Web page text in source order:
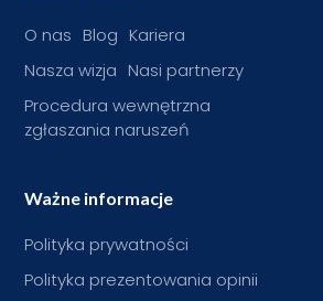
O nas Blog Kariera
Nasza wizja Nasi partnerzy
Procedura wewnętrzna
zgłaszania naruszeń
Ważne informacje
Polityka prywatności
Polityka prezentowania opinii